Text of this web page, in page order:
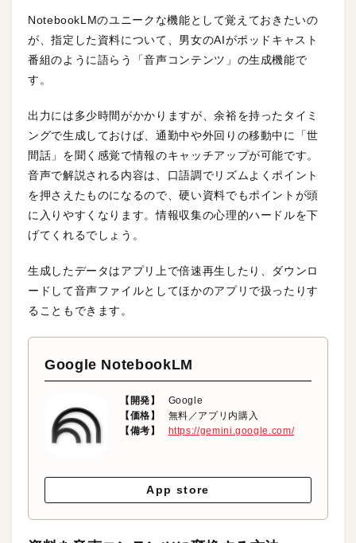
NotebookLMのユニークな機能として覚えておきたいの
が、指定した資料について、男女のAIがポッドキャスト
番組のように語らう「音声コンテンツ」の生成機能で
す。
出力には多少時間がかかりますが、余裕を持ったタイミ
ングで生成しておけば、通勤中や外回りの移動中に「世
間話」を聞く感覚で情報のキャッチアップが可能です。
音声で解説される内容は、口語調でリズムよくポイント
を押さえたものになるので、硬い資料でもポイントが頭
に入りやすくなります。情報収集の心理的ハードルを下
げてくれるでしょう。
生成したデータはアプリ上で倍速再生したり、ダウンロ
ードして音声ファイルとしてほかのアプリで扱ったりす
ることもできます。
Google NotebookLM
【開発】
Google
【価格】
無料／アプリ内購入
【備考】
https://gemini.google.com/
App store